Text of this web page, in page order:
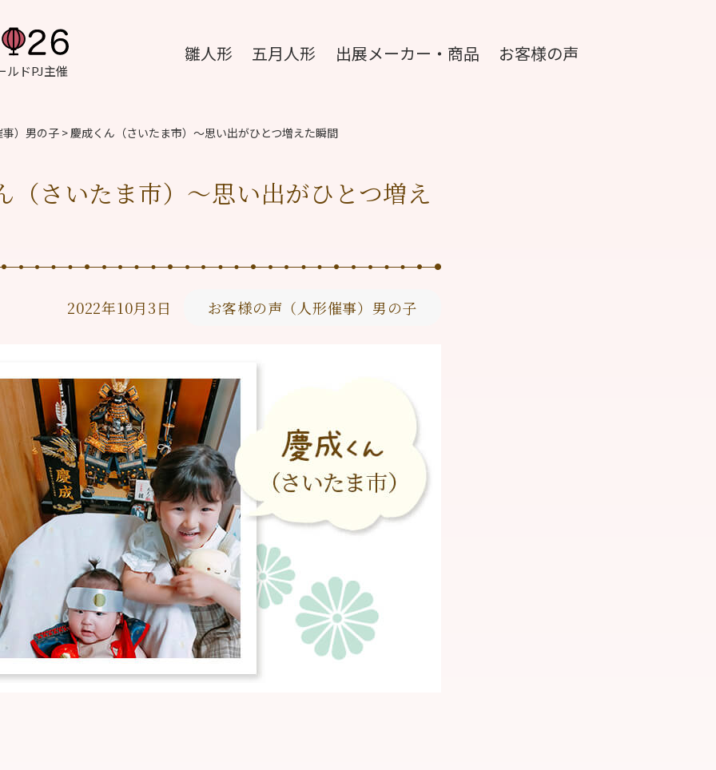
ルドPJ主催
雛人形 五月人形 出展メーカー・商品 お客様の声
）男の子 >慶成くん（さいたま市）〜思い出がひとつ増えた瞬間
（さいたま市）〜思い出がひとつ増え
2022年10月3日 お客様の声（人形催事）男の子